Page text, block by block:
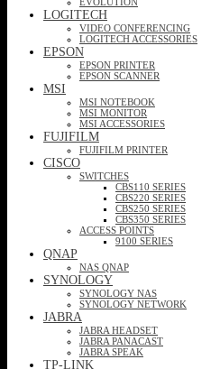
LOGITECH
VIDEO CONFERENCING
LOGITECH ACCESSORIES
EPSON
EPSON PRINTER
EPSON SCANNER
MSI
MSI NOTEBOOK
MSI MONITOR
MSI ACCESSORIES
FUJIFILM
FUJIFILM PRINTER
CISCO
SWITCHES
CBS110 SERIES
CBS220 SERIES
CBS250 SERIES
CBS350 SERIES
ACCESS POINTS
9100 SERIES
QNAP
NAS QNAP
SYNOLOGY
SYNOLOGY NAS
SYNOLOGY NETWORK
JABRA
JABRA HEADSET
JABRA PANACAST
JABRA SPEAK
TP-LINK